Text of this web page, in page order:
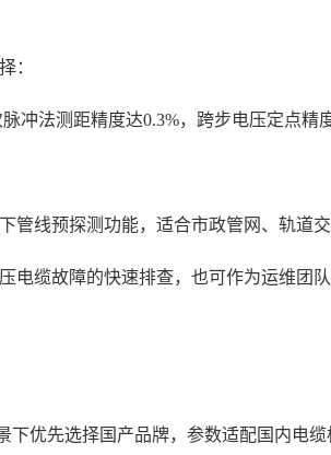
：
冲法测距精度达0.3%，跨步电压定点精
线预探测功能，适合市政管网、轨道
缆故障的快速排查，也可作为运维团队
优先选择国产品牌，参数适配国内电缆